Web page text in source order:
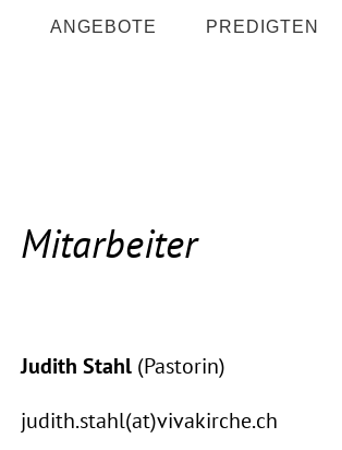
ANGEBOTE PREDIGTEN
Mitarbeiter
Judith Stahl(Pastorin)
judith.stahl(at)vivakirche.ch